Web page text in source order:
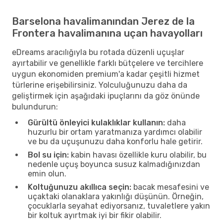
Barselona havalimanından Jerez de la
Frontera havalimanına uçan havayolları
eDreams aracılığıyla bu rotada düzenli uçuşlar
ayırtabilir ve genellikle farklı bütçelere ve tercihlere
uygun ekonomiden premium'a kadar çeşitli hizmet
türlerine erişebilirsiniz. Yolculuğunuzu daha da
geliştirmek için aşağıdaki ipuçlarını da göz önünde
bulundurun:
Gürültü önleyici kulaklıklar kullanın: daha
huzurlu bir ortam yaratmanıza yardımcı olabilir
ve bu da uçuşunuzu daha konforlu hale getirir.
Bol su için: kabin havası özellikle kuru olabilir, bu
nedenle uçuş boyunca susuz kalmadığınızdan
emin olun.
Koltuğunuzu akıllıca seçin: bacak mesafesini ve
uçaktaki olanaklara yakınlığı düşünün. Örneğin,
çocuklarla seyahat ediyorsanız, tuvaletlere yakın
bir koltuk ayırtmak iyi bir fikir olabilir.